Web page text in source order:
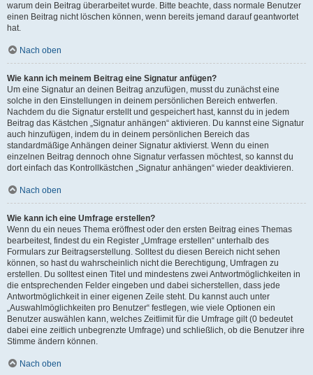
warum dein Beitrag überarbeitet wurde. Bitte beachte, dass normale Benutzer
einen Beitrag nicht löschen können, wenn bereits jemand darauf geantwortet
hat.
Nach oben
Wie kann ich meinem Beitrag eine Signatur anfügen?
Um eine Signatur an deinen Beitrag anzufügen, musst du zunächst eine
solche in den Einstellungen in deinem persönlichen Bereich entwerfen.
Nachdem du die Signatur erstellt und gespeichert hast, kannst du in jedem
Beitrag das Kästchen „Signatur anhängen“ aktivieren. Du kannst eine Signatur
auch hinzufügen, indem du in deinem persönlichen Bereich das
standardmäßige Anhängen deiner Signatur aktivierst. Wenn du einen
einzelnen Beitrag dennoch ohne Signatur verfassen möchtest, so kannst du
dort einfach das Kontrollkästchen „Signatur anhängen“ wieder deaktivieren.
Nach oben
Wie kann ich eine Umfrage erstellen?
Wenn du ein neues Thema eröffnest oder den ersten Beitrag eines Themas
bearbeitest, findest du ein Register „Umfrage erstellen“ unterhalb des
Formulars zur Beitragserstellung. Solltest du diesen Bereich nicht sehen
können, so hast du wahrscheinlich nicht die Berechtigung, Umfragen zu
erstellen. Du solltest einen Titel und mindestens zwei Antwortmöglichkeiten in
die entsprechenden Felder eingeben und dabei sicherstellen, dass jede
Antwortmöglichkeit in einer eigenen Zeile steht. Du kannst auch unter
„Auswahlmöglichkeiten pro Benutzer“ festlegen, wie viele Optionen ein
Benutzer auswählen kann, welches Zeitlimit für die Umfrage gilt (0 bedeutet
dabei eine zeitlich unbegrenzte Umfrage) und schließlich, ob die Benutzer ihre
Stimme ändern können.
Nach oben